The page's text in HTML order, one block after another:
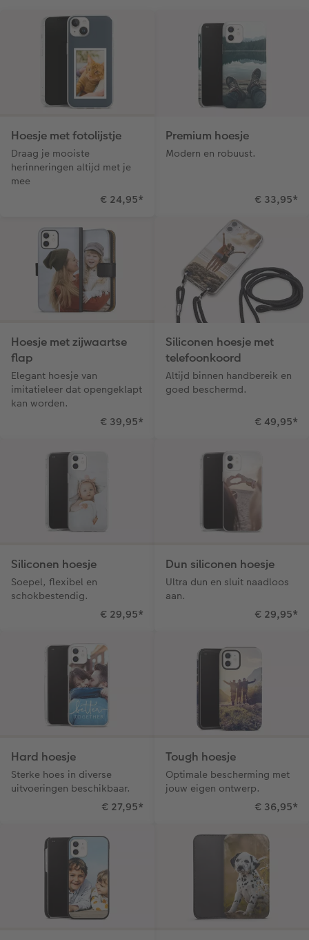
Ontwerpopties
Making Memories
Pasfoto's maken
Alle extra's
Uitleg over fotoformaten
Premium hoesje
Modern en robuust.
€ 33,95*
Hoesje met zijwaartse
flap
Elegant hoesje van
imitatieleer dat opengeklapt
kan worden.
€ 39,95*
Siliconen hoesje met
telefoonkoord
Altijd binnen handbereik en
goed beschermd.
€ 49,95*
Siliconen hoesje
Soepel, flexibel en
schokbestendig.
€ 29,95*
Dun siliconen hoesje
Ultra dun en sluit naadloos
aan.
€ 29,95*
Hard hoesje
Sterke hoes in diverse
uitvoeringen beschikbaar.
€ 27,95*
Tough hoesje
Optimale bescherming met
jouw eigen ontwerp.
€ 36,95*
Hoesje met fotolijstje
Draag je mooiste
herinneringen altijd met je
mee
€ 24,95*